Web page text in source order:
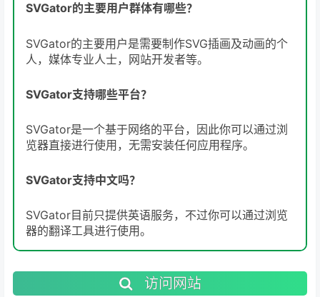
SVGator的主要用户群体有哪些？
SVGator的主要用户是需要制作SVG插画及动画的个
人，媒体专业人士，网站开发者等。
SVGator支持哪些平台？
SVGator是一个基于网络的平台，因此你可以通过浏
览器直接进行使用，无需安装任何应用程序。
SVGator支持中文吗？
SVGator目前只提供英语服务，不过你可以通过浏览
器的翻译工具进行使用。
访问网站